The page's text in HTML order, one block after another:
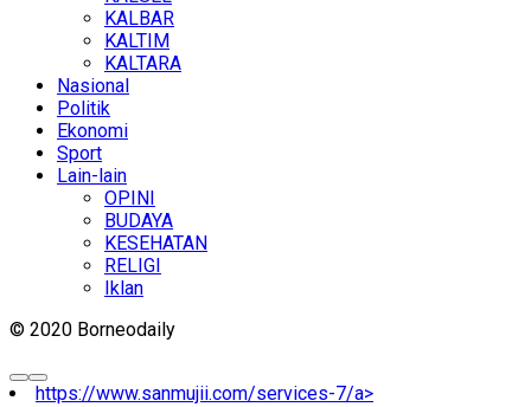
KALBAR
KALTIM
KALTARA
Nasional
Politik
Ekonomi
Sport
Lain-lain
OPINI
BUDAYA
KESEHATAN
RELIGI
Iklan
© 2020 Borneodaily
https://www.sanmujii.com/services-7/a>